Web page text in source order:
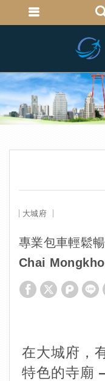
大城府
專業包車輕鬆
Chai
在大城府，
特色的寺廟